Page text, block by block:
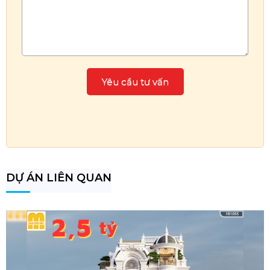
DỰ ÁN LIÊN QUAN